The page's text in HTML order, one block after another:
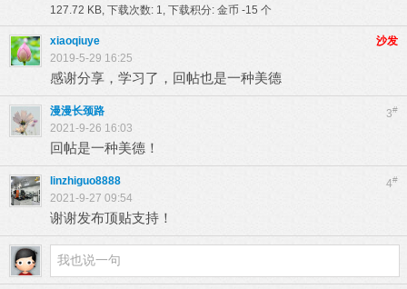
127.72 KB, 下载次数: 1, 下载积分: 金币 -15 个
沙发
xiaoqiuye
2019-5-29 16:25
感谢分享，学习了，回帖也是一种美德
3#
漫漫长颈路
2021-9-26 16:03
回帖是一种美德！
4#
linzhiguo8888
2021-9-27 09:54
谢谢发布顶贴支持！